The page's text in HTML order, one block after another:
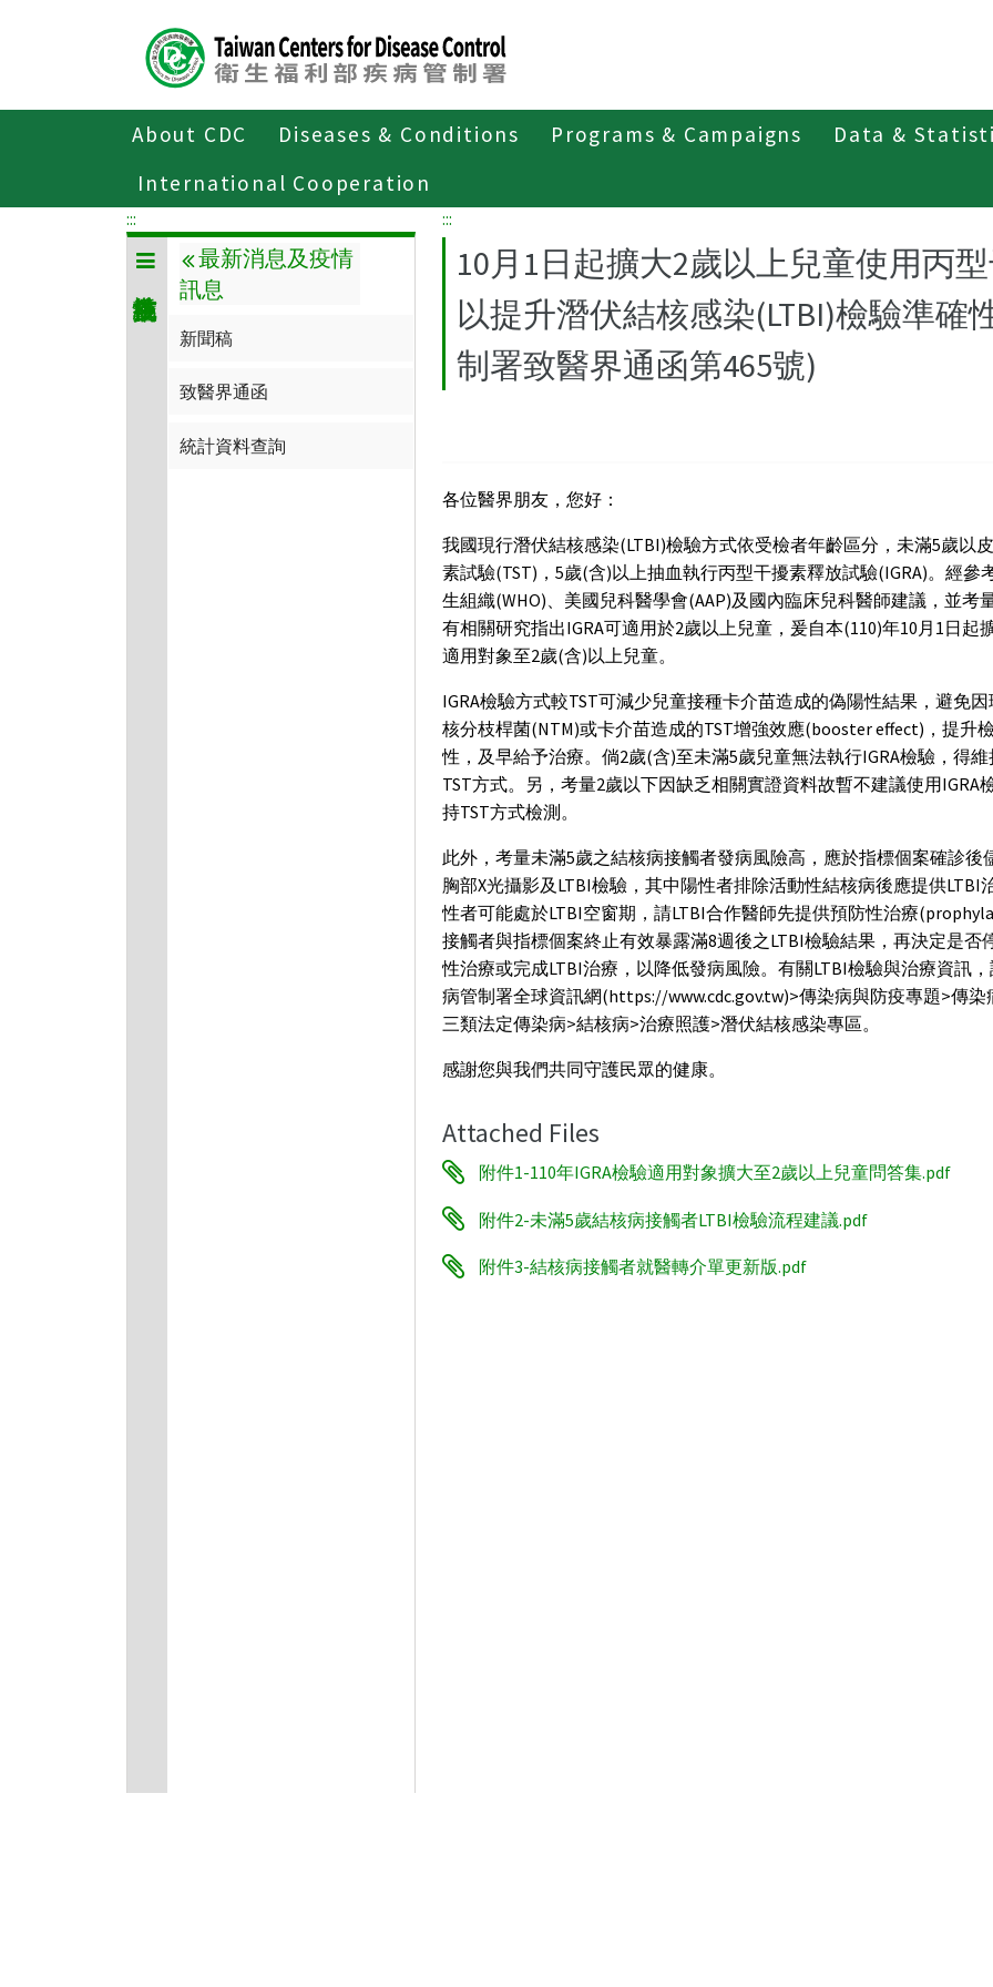
About CDC Diseases & Conditions Programs & Campaigns
Data &
International Cooperation
傳染病與防疫專題
:::
最新消息及疫情
訊息
新聞稿
致醫界通函
統計資料查詢
:::
10月1日起擴大2歲以上兒童使用丙型
以提升潛伏結核感染(LTBI)檢驗準確
制署致醫界通函第465號)
各位醫界朋友，您好：
我國現行潛伏結核感染(LTBI)檢驗方式依受檢者年齡區分，未滿5歲以
素試驗(TST)，5歲(含)以上抽血執行丙型干擾素釋放試驗(IGRA)。經參
生組織(WHO)、美國兒科醫學會(AAP)及國內臨床兒科醫師建議，並考
有相關研究指出IGRA可適用於2歲以上兒童，爰自本(110)年10月1日起
適用對象至2歲(含)以上兒童。
IGRA檢驗方式較TST可減少兒童接種卡介苗造成的偽陽性結果，避免
核分枝桿菌(NTM)或卡介苗造成的TST增強效應(booster effect)，提升
性，及早給予治療。倘2歲(含)至未滿5歲兒童無法執行IGRA檢驗，得維
TST方式。另，考量2歲以下因缺乏相關實證資料故暫不建議使用IGRA
持TST方式檢測。
此外，考量未滿5歲之結核病接觸者發病風險高，應於指標個案確診後
胸部X光攝影及LTBI檢驗，其中陽性者排除活動性結核病後應提供LTBI
性者可能處於LTBI空窗期，請LTBI合作醫師先提供預防性治療
接觸者與指標個案終止有效暴露滿8週後之LTBI檢驗結果，再決定是否
性治療或完成LTBI治療，以降低發病風險。有關LTBI檢驗與治療資訊
病管制署全球資訊網(https://www.cdc.gov.tw)>傳染病與防疫專題>傳染
三類法定傳染病>結核病>治療照護>潛伏結核感染專區。
感謝您與我們共同守護民眾的健康。
Attached Files
附件1-110年IGRA檢驗適用對象擴大至2歲以上兒童問答集.pdf
附件2-未滿5歲結核病接觸者LTBI檢驗流程建議.pdf
附件3-結核病接觸者就醫轉介單更新版.pdf